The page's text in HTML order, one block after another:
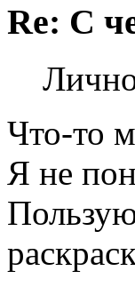
Re: С
Что-то
Я не